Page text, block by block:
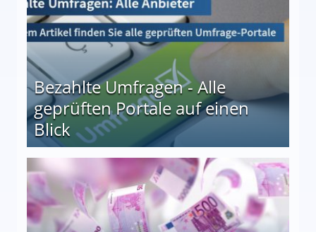
Bezahlte Umfragen - Alle
geprüften Portale auf einen
Blick
auf einen Blick